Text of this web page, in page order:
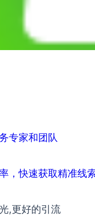
专家和团队
，快速获取精准线
,更好的引流